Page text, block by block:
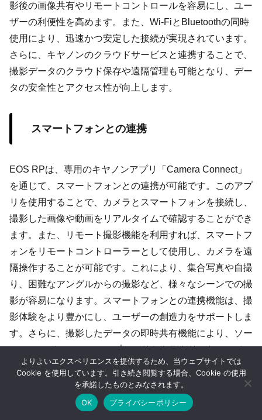
影後の画像共有やリモートコントロールを容易にし、ユー
ザーの利便性を高めます。また、Wi-FiとBluetoothの同時
使用により、迅速かつ安定した接続が実現されています。
さらに、キヤノンのクラウドサービスと連携することで、
撮影データのクラウド保存や遠隔管理も可能となり、デー
タの安全性とアクセス性が向上します。
スマートフォンとの連携
EOS RPは、専用のキヤノンアプリ「Camera Connect」
を通じて、スマートフォンとの連携が可能です。このアプ
リを使用することで、カメラとスマートフォンを接続し、
撮影した画像や動画をリアルタイムで確認することができ
ます。また、リモート撮影機能を利用すれば、スマートフ
ォンをリモートコントローラーとして使用し、カメラを遠
隔操作することが可能です。これにより、集合写真や自撮
り、困難なアングルからの撮影など、様々なシーンでの撮
影が容易になります。スマートフォンとの連携機能は、撮
影体験をより豊かにし、ユーザーの創造力をサポートしま
す。さらに、撮影したデータの即時共有機能により、ソー
シャルメディアへのアップロードやクラウドストレージへ
の保存もスムーズに行えます。
他のキヤノン機種との連携
シェア 目次へ トップ
よりよいエクスペリエンスを提供するため、当ウェブサイトでは
Cookie を使用しています。引き続き閲覧する場合、Cookie の使用
を承諾したものとみなされます。
OK
プライバシーポリシー